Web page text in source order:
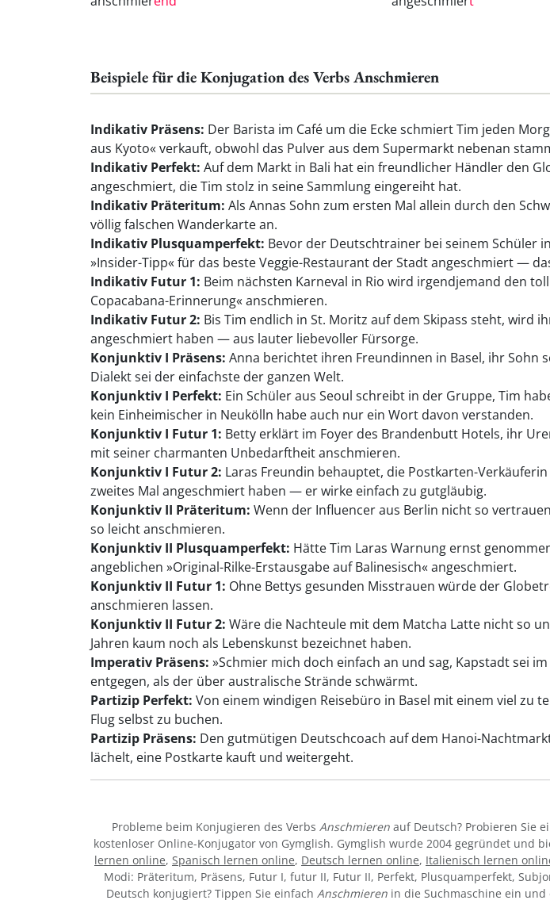
Beispiele für die Konjugation des Verbs Anschmieren
Indikativ Präsens: Der Barista im Café um die Ecke schmiert Tim jeden
aus Kyoto« verkauft, obwohl das Pulver aus dem Supermarkt nebenan
Indikativ Perfekt: Auf dem Markt in Bali hat ein freundlicher Händler den
angeschmiert, die Tim stolz in seine Sammlung eingereiht hat.
Indikativ Präteritum: Als Annas Sohn zum ersten Mal allein durch den
völlig falschen Wanderkarte an.
Indikativ Plusquamperfekt: Bevor der Deutschtrainer bei seinem Schüler
»Insider-Tipp« für das beste Veggie-Restaurant der Stadt angeschmiert —
Indikativ Futur 1: Beim nächsten Karneval in Rio wird irgendjemand den
Copacabana-Erinnerung« anschmieren.
Indikativ Futur 2: Bis Tim endlich in St. Moritz auf dem Skipass steht, wird
angeschmiert haben — aus lauter liebevoller Fürsorge.
Konjunktiv I Präsens: Anna berichtet ihren Freundinnen in Basel, ihr Sohn
Dialekt sei der einfachste der ganzen Welt.
Konjunktiv I Perfekt: Ein Schüler aus Seoul schreibt in der Gruppe, Tim
kein Einheimischer in Neukölln habe auch nur ein Wort davon verstanden.
Konjunktiv I Futur 1: Betty erklärt im Foyer des Brandenbutt Hotels, ihr
mit seiner charmanten Unbedarftheit anschmieren.
Konjunktiv I Futur 2: Laras Freundin behauptet, die Postkarten-
zweites Mal angeschmiert haben — er wirke einfach zu gutgläubig.
Konjunktiv II Präteritum: Wenn der Influencer aus Berlin nicht so
so leicht anschmieren.
Konjunktiv II Plusquamperfekt: Hätte Tim Laras Warnung ernst
angeblichen »Original-Rilke-Erstausgabe auf Balinesisch« angeschmiert.
Konjunktiv II Futur 1: Ohne Bettys gesunden Misstrauen würde der
anschmieren lassen.
Konjunktiv II Futur 2: Wäre die Nachteule mit dem Matcha Latte nicht so
Jahren kaum noch als Lebenskunst bezeichnet haben.
Imperativ Präsens: »Schmier mich doch einfach an und sag, Kapstadt sei
entgegen, als der über australische Strände schwärmt.
Partizip Perfekt: Von einem windigen Reisebüro in Basel mit einem viel zu
Flug selbst zu buchen.
Partizip Präsens: Den gutmütigen Deutschcoach auf dem Hanoi-
lächelt, eine Postkarte kauft und weitergeht.
Probleme beim Konjugieren des Verbs Anschmierenauf Deutsch? Probieren Sie
kostenloser Online-Konjugator von Gymglish. Gymglish wurde 2004 gegründet und
lernen online, Spanisch lernen online, Deutsch lernen online, Italienisch lernen
Modi: Präteritum, Präsens, Futur I, futur II, Futur II, Perfekt, Plusquamperfekt,
Deutsch konjugiert? Tippen Sie einfach Anschmieren in die Suchmaschine ein und